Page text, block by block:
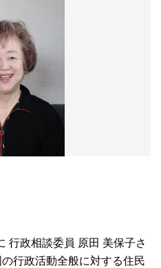
行政相談委員 原田 美保子さ
行政活動全般に対する住民